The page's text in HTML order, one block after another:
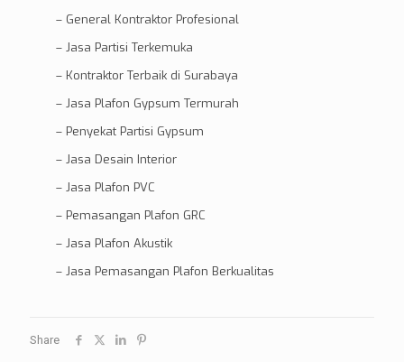
– General Kontraktor Profesional
– Jasa Partisi Terkemuka
– Kontraktor Terbaik di Surabaya
– Jasa Plafon Gypsum Termurah
– Penyekat Partisi Gypsum
– Jasa Desain Interior
– Jasa Plafon PVC
– Pemasangan Plafon GRC
– Jasa Plafon Akustik
– Jasa Pemasangan Plafon Berkualitas
Share